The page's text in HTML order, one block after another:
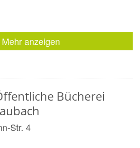
Mehr anzeigen
Bücherei
Str. 4